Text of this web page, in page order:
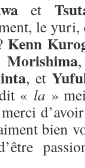
et
le yuri,
Kenn
, et
« la »
bien